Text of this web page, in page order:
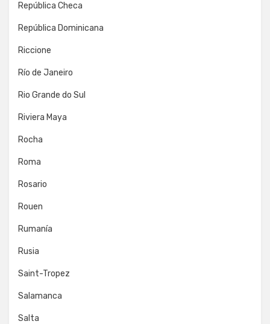
República Checa
República Dominicana
Riccione
Río de Janeiro
Rio Grande do Sul
Riviera Maya
Rocha
Roma
Rosario
Rouen
Rumanía
Rusia
Saint-Tropez
Salamanca
Salta